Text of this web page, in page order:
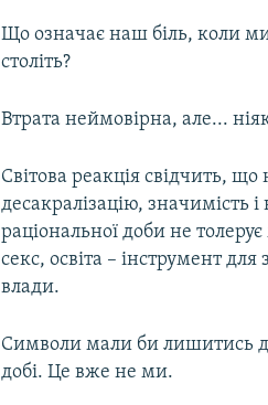
Що означає наш біль, коли
століть?
Втрата неймовірна, але...
Світова реакція свідчить,
десакралізацію, значимість
раціональної доби не
секс, освіта – інструмент
влади.
Символи мали би лишитись
добі. Це вже не ми.